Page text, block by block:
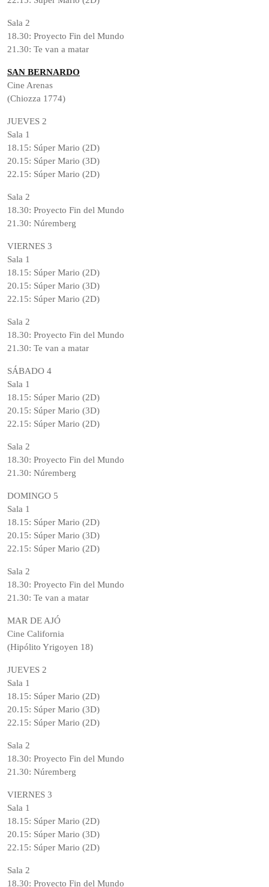
Sala 2
18.30: Proyecto Fin del Mundo
21.30: Te van a matar
SAN BERNARDO
Cine Arenas
(Chiozza 1774)
JUEVES 2
Sala 1
18.15: Súper Mario (2D)
20.15: Súper Mario (3D)
22.15: Súper Mario (2D)
Sala 2
18.30: Proyecto Fin del Mundo
21.30: Núremberg
VIERNES 3
Sala 1
18.15: Súper Mario (2D)
20.15: Súper Mario (3D)
22.15: Súper Mario (2D)
Sala 2
18.30: Proyecto Fin del Mundo
21.30: Te van a matar
SÁBADO 4
Sala 1
18.15: Súper Mario (2D)
20.15: Súper Mario (3D)
22.15: Súper Mario (2D)
Sala 2
18.30: Proyecto Fin del Mundo
21.30: Núremberg
DOMINGO 5
Sala 1
18.15: Súper Mario (2D)
20.15: Súper Mario (3D)
22.15: Súper Mario (2D)
Sala 2
18.30: Proyecto Fin del Mundo
21.30: Te van a matar
MAR DE AJÓ
Cine California
(Hipólito Yrigoyen 18)
JUEVES 2
Sala 1
18.15: Súper Mario (2D)
20.15: Súper Mario (3D)
22.15: Súper Mario (2D)
Sala 2
18.30: Proyecto Fin del Mundo
21.30: Núremberg
VIERNES 3
Sala 1
18.15: Súper Mario (2D)
20.15: Súper Mario (3D)
22.15: Súper Mario (2D)
Sala 2
18.30: Proyecto Fin del Mundo